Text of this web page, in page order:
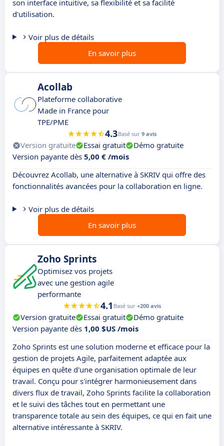
son interface intuitive, sa flexibilité et sa facilité
d'utilisation.
Voir plus de détails
En savoir plus
Acollab
Plateforme collaborative
Made in France pour
TPE/PME
4.3Basé sur 9 avis
Version gratuite Essai gratuit
Démo gratuite
Version payante dès 5,00 € /mois
Découvrez Acollab, une alternative à SKRIV qui offre des
fonctionnalités avancées pour la collaboration en ligne.
Voir plus de détails
En savoir plus
Zoho Sprints
Optimisez vos projets
avec une gestion agile
performante
4.1 Basé sur +200 avis
Version gratuite Essai gratuit
Démo gratuite
Version payante dès 1,00 $US /mois
Zoho Sprints est une solution moderne et efficace pour la
gestion de projets Agile, parfaitement adaptée aux
équipes en quête d'une organisation optimale de leur
travail. Conçu pour s'intégrer harmonieusement dans
divers flux de travail, Zoho Sprints facilite la collaboration
et le suivi des tâches tout en permettant une
transparence totale au sein des équipes, ce qui en fait une
alternative intéressante à SKRIV.